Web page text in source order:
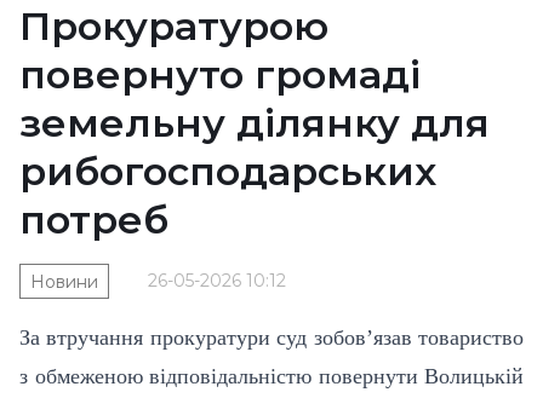
Прокуратурою
повернуто громаді
земельну ділянку для
рибогосподарських
потреб
26-05-2026 10:12
Новини
За втручання прокуратури суд зобов’язав товариство
з обмеженою відповідальністю повернути Волицькій